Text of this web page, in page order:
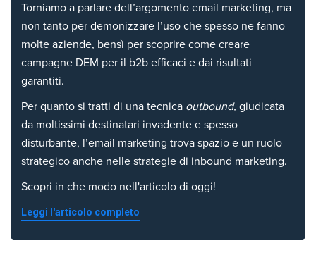
Torniamo a parlare dell’argomento email marketing, ma
non tanto per demonizzare l’uso che spesso ne fanno
molte aziende, bensì per scoprire come creare
campagne DEM per il b2b efficaci e dai risultati
garantiti.
Per quanto si tratti di una tecnica outbound, giudicata
da moltissimi destinatari invadente e spesso
disturbante, l’email marketing trova spazio e un ruolo
strategico anche nelle strategie di inbound marketing.
Scopri in che modo nell'articolo di oggi!
Leggi l'articolo completo